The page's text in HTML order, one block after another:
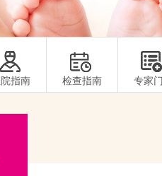
指南 检查指南 专家